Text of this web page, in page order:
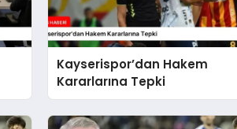
Kayserispor’dan Hakem
Kararlarına Tepki